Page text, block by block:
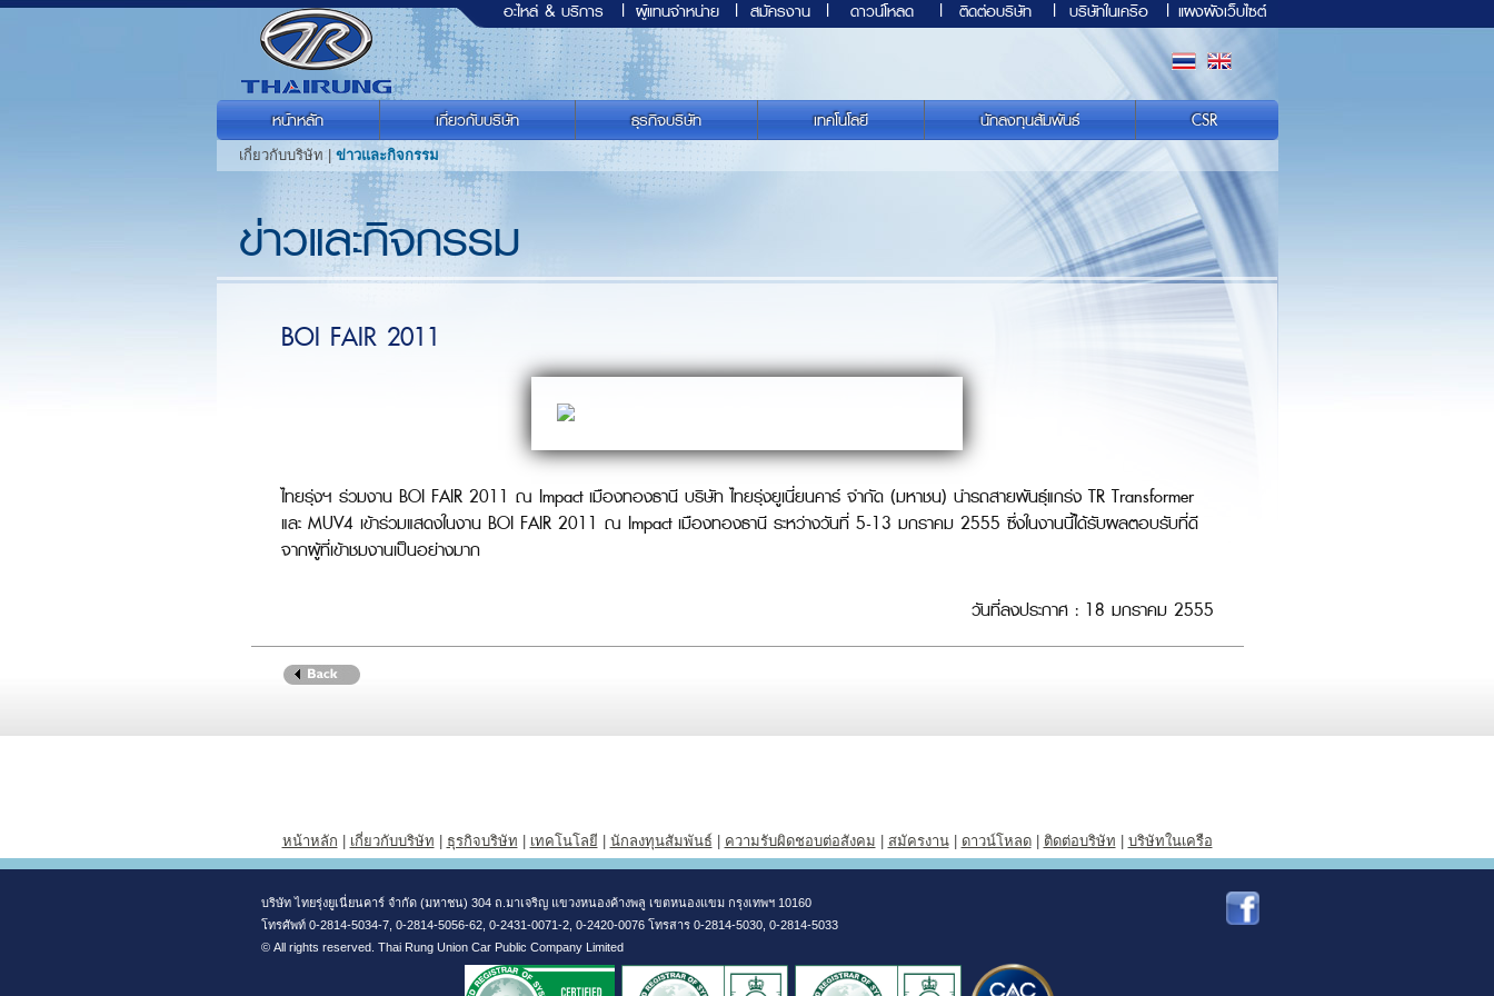
อะไหล่ & บริการ | ผู้แทนจำหน่าย | สมัครงาน | ดาวน์โหลด | ติดต่อบริษัท | บริษัทในเครือ | แผงผังเว็บไซต์
หน้าหลัก เกี่ยวกับบริษัท ธุรกิจบริษัท เทคโนโลยี นักลงทุนสัมพันธ์ CSR
เกี่ยวกับบริษัท | ข่าวและกิจกรรม
ข่าวและกิจกรรม
BOI FAIR 2011
ไทยรุ่งฯ ร่วมงาน BOI FAIR 2011 ณ Impact เมืองทองธานี บริษัท ไทยรุ่งยูเนี่ยนคาร์ จำกัด (มหาชน) นำรถสายพันธุ์แกร่ง TR Transformer
และ MUV4 เข้าร่วมแสดงในงาน BOI FAIR 2011 ณ Impact เมืองทองธานี ระหว่างวันที่ 5-13 มกราคม 2555 ซึ่งในงานนี้ได้รับผลตอบรับที่ดี
จากผู้ที่เข้าชมงานเป็นอย่างมาก
วันที่ลงประกาศ : 18 มกราคม 2555
หน้าหลัก เกี่ยวกับบริษัท ธุรกิจบริษัท เทคโนโลยี นักลงทุนสัมพันธ์ ความรับผิดชอบต่อสังคม สมัครงาน| ดาวน์โหลด| ติดต่อบริษัท บริษัทในเครือ
บริษัท ไทยรุ่งยูเนี่ยนคาร์ จำกัด (มหาชน) 304 ถ.มาเจริญ แขวงหนองค้างพลู เขตหนองแขม กรุงเทพฯ 10160
โทรศัพท์ 0-2814-5034-7, 0-2814-5056-62, 0-2431-0071-2, 0-2420-0076 โทรสาร 0-2814-5030, 0-2814-5033
© All rights reserved. Thai Rung Union Car Public Company Limited